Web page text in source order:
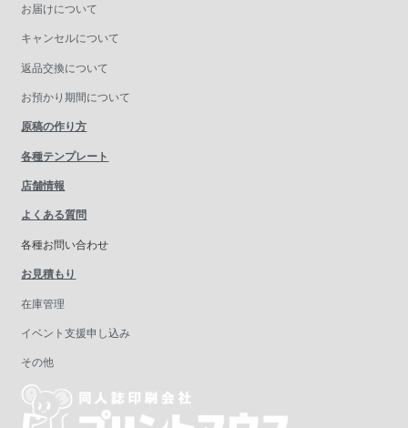
お届けについて
キャンセルについて
返品交換について
お預かり期間について
原稿の作り方
各種テンプレート
店舗情報
よくある質問
各種お問い合わせ
お見積もり
在庫管理
イベント支援申し込み
その他